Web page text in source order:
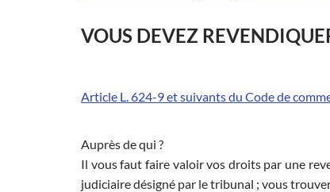
VOUS DEVEZ
Article L. 624-9 et suivants du Code de
Auprès de qui ?
Il vous faut faire valoir vos droits par une
judiciaire désigné par le tribunal ; vous